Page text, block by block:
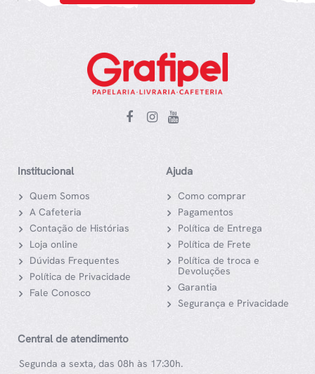
Institucional
Quem Somos
A Cafeteria
Contação de Histórias
Loja online
Dúvidas Frequentes
Política de Privacidade
Fale Conosco
Ajuda
Como comprar
Pagamentos
Política de Entrega
Política de Frete
Política de troca e
Devoluções
Garantia
Segurança e Privacidade
Central de atendimento
Segunda a sexta, das 08h às 17:30h.